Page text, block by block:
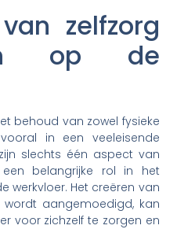
zelfzorg
op de
behoud van zowel fysieke
in een veeleisende
slechts één aspect van
belangrijke rol in het
werkvloer. Het creëren van
wordt aangemoedigd, kan
voor zichzelf te zorgen en